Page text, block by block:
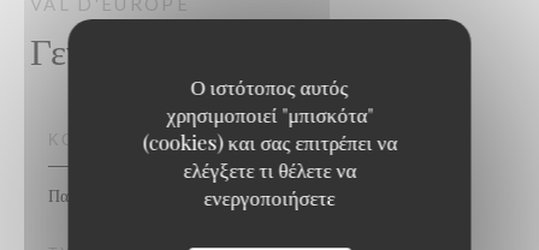
Ο ιστότοπος αυτός
χρησιμοποιεί "μπισκότα"
(cookies) και σας επιτρέπει να
ελέγξετε τι θέλετε να
ενεργοποιήσετε
Γενικές πληροφορίες
ΚΟΥΖΊΝΑ
Παραδοσιακή Κουζίνα, Σύγχρονη κουζίνα